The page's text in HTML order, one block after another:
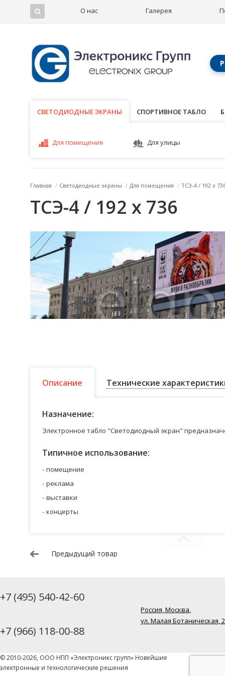
О нас Галерея
СВЕТОДИОДНЫЕ ЭКРАНЫ
СВЕТОДИОДНЫЕ ЭКРАНЫ СПОРТИВНОЕ ТАБЛО
Для помещения Для улицы
Главная / Светодиодные экраны / Для помещения / ТСЭ-4 / 192 x
ТСЭ-4 / 192 x 736
Описание Технические
Назначение:
Электронное табло "Светодиодный экран"
Типичное использование:
помещение
реклама
выставки
концерты
Предыдущий товар
+7 (495) 540-42-60
+7 (966) 118-00-88
Россия, Москва,
ул. Малая Ботаническая,
© 2010-2026, ООО НПП «Электроникс групп» Новейшие
электронные и технологические решения